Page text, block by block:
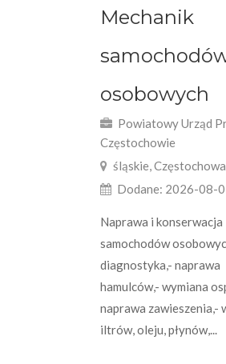
Mechanik
osobowych
Powiatowy Urząd
Częstochowie
śląskie, Częstochowa
Dodane: 2026-08-
Naprawa i konserwacja
samochodów
diagnostyka,- naprawa
hamulców,- wymiana
naprawa zawieszenia,-
iltrów, oleju, płynów,...